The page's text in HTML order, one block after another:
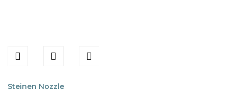
Steinen Nozzle